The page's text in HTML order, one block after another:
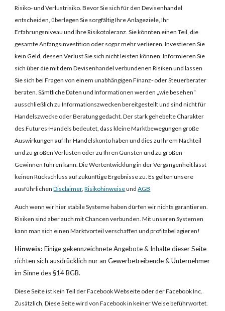
Risiko- und Verlustrisiko. Bevor Sie sich für den Devisenhandel
entscheiden, überlegen Sie sorgfältig Ihre Anlageziele, Ihr
Erfahrungsniveau und Ihre Risikotoleranz. Sie könnten einen Teil, die
gesamte Anfangsinvestition oder sogar mehr verlieren. Investieren Sie
kein Geld, dessen Verlust Sie sich nicht leisten können. Informieren Sie
sich über die mit dem Devisenhandel verbundenen Risiken und lassen
Sie sich bei Fragen von einem unabhängigen Finanz- oder Steuerberater
beraten. Sämtliche Daten und Informationen werden „wie besehen“
ausschließlich zu Informationszwecken bereitgestellt und sind nicht für
Handelszwecke oder Beratung gedacht. Der stark gehebelte Charakter
des Futures-Handels bedeutet, dass kleine Marktbewegungen große
Auswirkungen auf Ihr Handelskonto haben und dies zu Ihrem Nachteil
und zu großen Verlusten oder zu Ihren Gunsten und zu großen
Gewinnen führen kann. Die Wertentwicklung in der Vergangenheit lässt
keinen Rückschluss auf zukünftige Ergebnisse zu. Es gelten unsere
ausführlichen Disclaimer,RisikohinweiseundAGB
Auch wenn wir hier stabile Systeme haben dürfen wir nichts garantieren.
Risiken sind aber auch mit Chancen verbunden. Mit unseren Systemen
kann man sich einen Marktvorteil verschaffen und profitabel agieren!
Hinweis:Einige gekennzeichneteAngebote & Inhalte dieser Seite
richten sich ausdrücklich nur an Gewerbetreibende & Unternehmer
im Sinne des §14 BGB.
Diese Seite ist kein Teil der Facebook Webseite oder der Facebook Inc.
Zusätzlich, Diese Seite wird von Facebook in keiner Weise beführwortet.